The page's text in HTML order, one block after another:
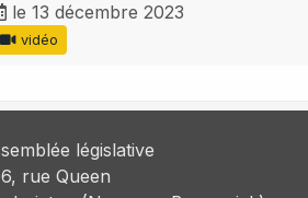
le 13 décembre 2023
vidéo
législative
rue Queen